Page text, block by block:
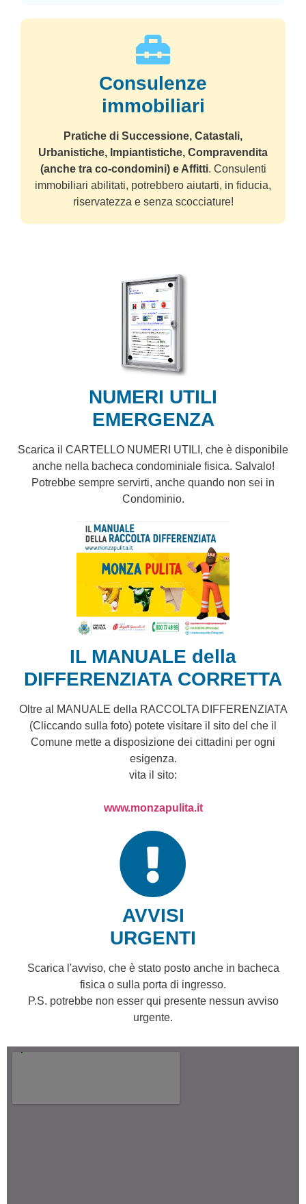
Consulenze
immobiliari
Pratiche di Successione, Catastali,
Urbanistiche, Impiantistiche, Compravendita
(anche tra co-condomini) e Affitti. Consulenti
immobiliari abilitati, potrebbero aiutarti, in fiducia,
riservatezza e senza scocciature!
NUMERI UTILI
EMERGENZA
Scarica il CARTELLO NUMERI UTILI, che è disponibile
anche nella bacheca condominiale fisica. Salvalo!
Potrebbe sempre servirti, anche quando non sei in
Condominio.
IL MANUALE della
DIFFERENZIATA CORRETTA
Oltre al MANUALE della RACCOLTA DIFFERENZIATA
(Cliccando sulla foto) potete visitare il sito del che il
Comune mette a disposizione dei cittadini per ogni
esigenza.
vita il sito:
www.monzapulita.it
AVVISI
URGENTI
Scarica l'avviso, che è stato posto anche in bacheca
fisica o sulla porta di ingresso.
P.S. potrebbe non esser qui presente nessun avviso
urgente.